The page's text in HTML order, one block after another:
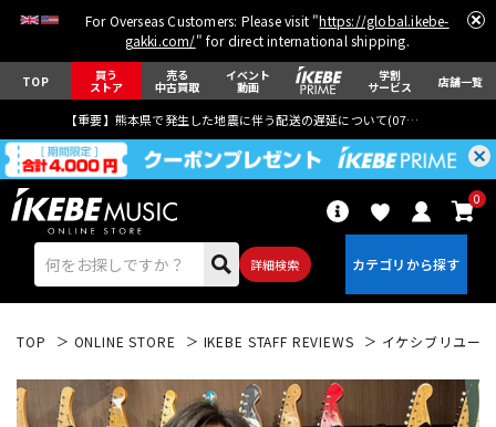
For Overseas Customers: Please visit "https://global.ikebe-
gakki.com/" for direct international shipping.
TOP 買う
ストア
売る
中古買取
イベント
動画
学割
サービス 店舗一覧
【重要】熊本県で発生した地震に伴う配送の遅延について(07月29日
詳細検索
0
TOP ONLINE STORE IKEBE STAFF REVIEWS イケシブリユー